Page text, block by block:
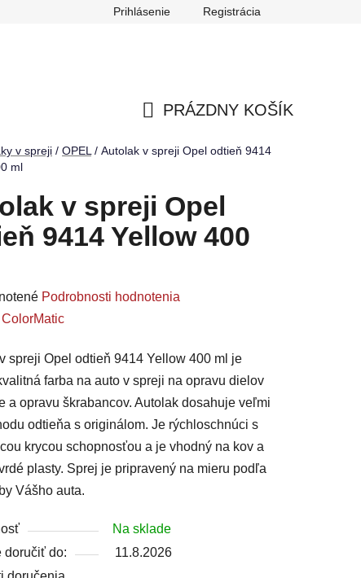
Reklamačný poriadok Odstúpenie od zmluvy
Prihlásenie Registrácia
PRÁZDNY KOŠÍK
v spreji / OPEL / Autolak v spreji Opel odtieň 9414
ml
v spreji Opel
9414 Yellow 400
Podrobnosti hodnotenia
ColorMatic
spreji Opel odtieň 9414 Yellow 400 ml je
farba na auto v spreji na opravu dielov
a opravu škrabancov. Autolak dosahuje veľmi
odtieňa s originálom. Je rýchloschnúci s
krycou schopnosťou a je vhodný na kov a
plasty. Sprej je pripravený na mieru podľa
Vášho auta.
Na sklade
doručiť do:
11.8.2026